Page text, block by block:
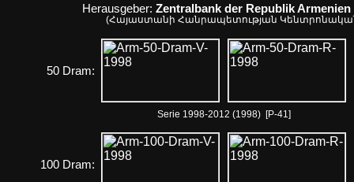
Herausgeber: Zentralbank der Republik Armenien
(Հայաստանի Հանրապետության
50 Dram:
Serie 1998-2012 (1998) [P-41]
100 Dram: